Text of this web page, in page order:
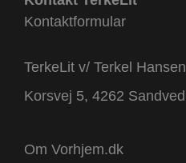
Kontaktformular
TerkeLit v/ Terkel Hansen
Korsvej 5, 4262 Sandved
Om Vorhjem.dk